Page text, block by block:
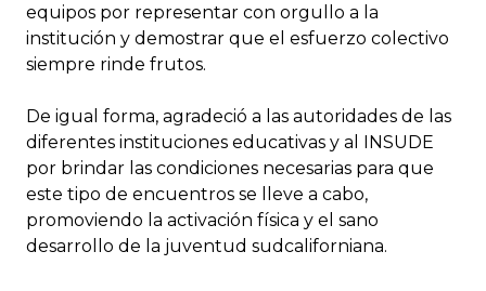
equipos por representar con orgullo a la
institución y demostrar que el esfuerzo colectivo
siempre rinde frutos.
De igual forma, agradeció a las autoridades de las
diferentes instituciones educativas y al INSUDE
por brindar las condiciones necesarias para que
este tipo de encuentros se lleve a cabo,
promoviendo la activación física y el sano
desarrollo de la juventud sudcaliforniana.